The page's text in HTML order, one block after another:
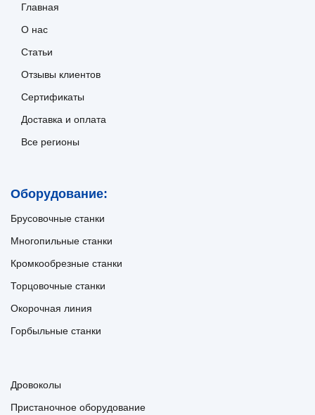
Главная
О нас
Статьи
Отзывы клиентов
Сертификаты
Доставка и оплата
Все регионы
Оборудование:
Брусовочные станки
Многопильные станки
Кромкообрезные станки
Торцовочные станки
Окорочная линия
Горбыльные станки
Дровоколы
Пристаночное оборудование